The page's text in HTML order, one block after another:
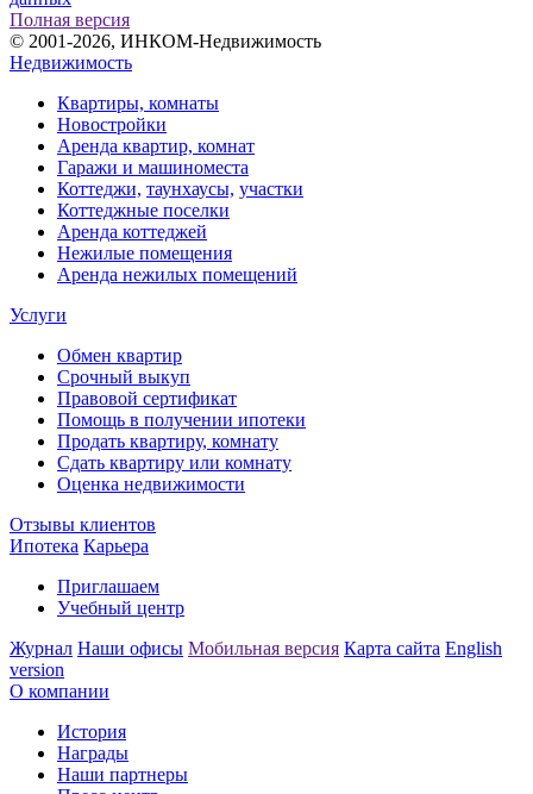
Полная версия
© 2001-2026, ИНКОМ-Недвижимость
Недвижимость
Квартиры, комнаты
Новостройки
Аренда квартир, комнат
Гаражи и машиноместа
Коттеджи, таунхаусы, участки
Коттеджные поселки
Аренда коттеджей
Нежилые помещения
Аренда нежилых помещений
Услуги
Обмен квартир
Срочный выкуп
Правовой сертификат
Помощь в получении ипотеки
Продать квартиру, комнату
Сдать квартиру или комнату
Оценка недвижимости
Отзывы клиентов
Ипотека Карьера
Приглашаем
Учебный центр
Журнал Наши офисы Мобильная версия Карта сайта English
version
О компании
История
Награды
Наши партнеры